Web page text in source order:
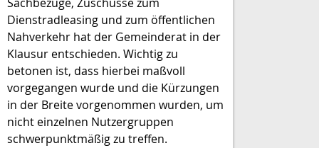
Dienstradleasing und zum öffentlichen
Nahverkehr hat der Gemeinderat in der
Klausur entschieden. Wichtig zu
betonen ist, dass hierbei maßvoll
vorgegangen wurde und die Kürzungen
in der Breite vorgenommen wurden, um
nicht einzelnen Nutzergruppen
schwerpunktmäßig zu treffen.